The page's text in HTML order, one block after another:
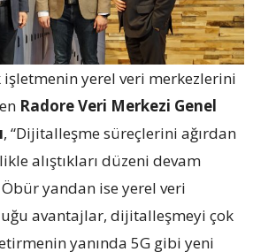
yerel veri merkezlerini
Radore Veri Merkezi Genel
, “Dijitalleşme süreçlerini ağırdan
alıştıkları düzeni devam
yandan ise yerel veri
avantajlar, dijitalleşmeyi çok
yanında 5G gibi yeni